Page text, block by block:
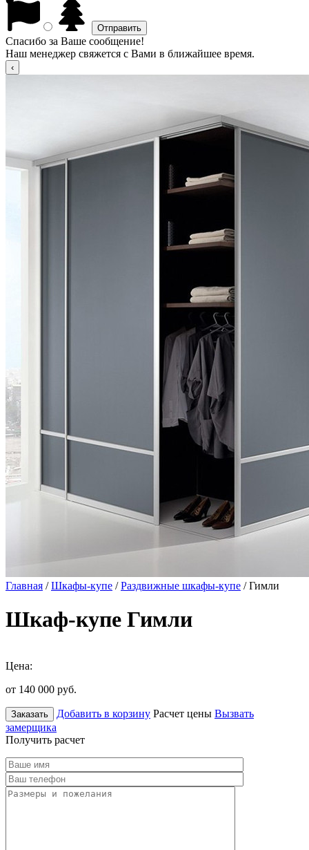
Спасибо за Ваше сообщение!
Наш менеджер свяжется с Вами в ближайшее время.
Главная /Шкафы-купе /Раздвижные шкафы-купе / Гимли
Шкаф-купе Гимли
Цена:
от 140 000 руб.
Заказать Добавить в корзину Расчет цены Вызвать
замерщика
Получить расчет